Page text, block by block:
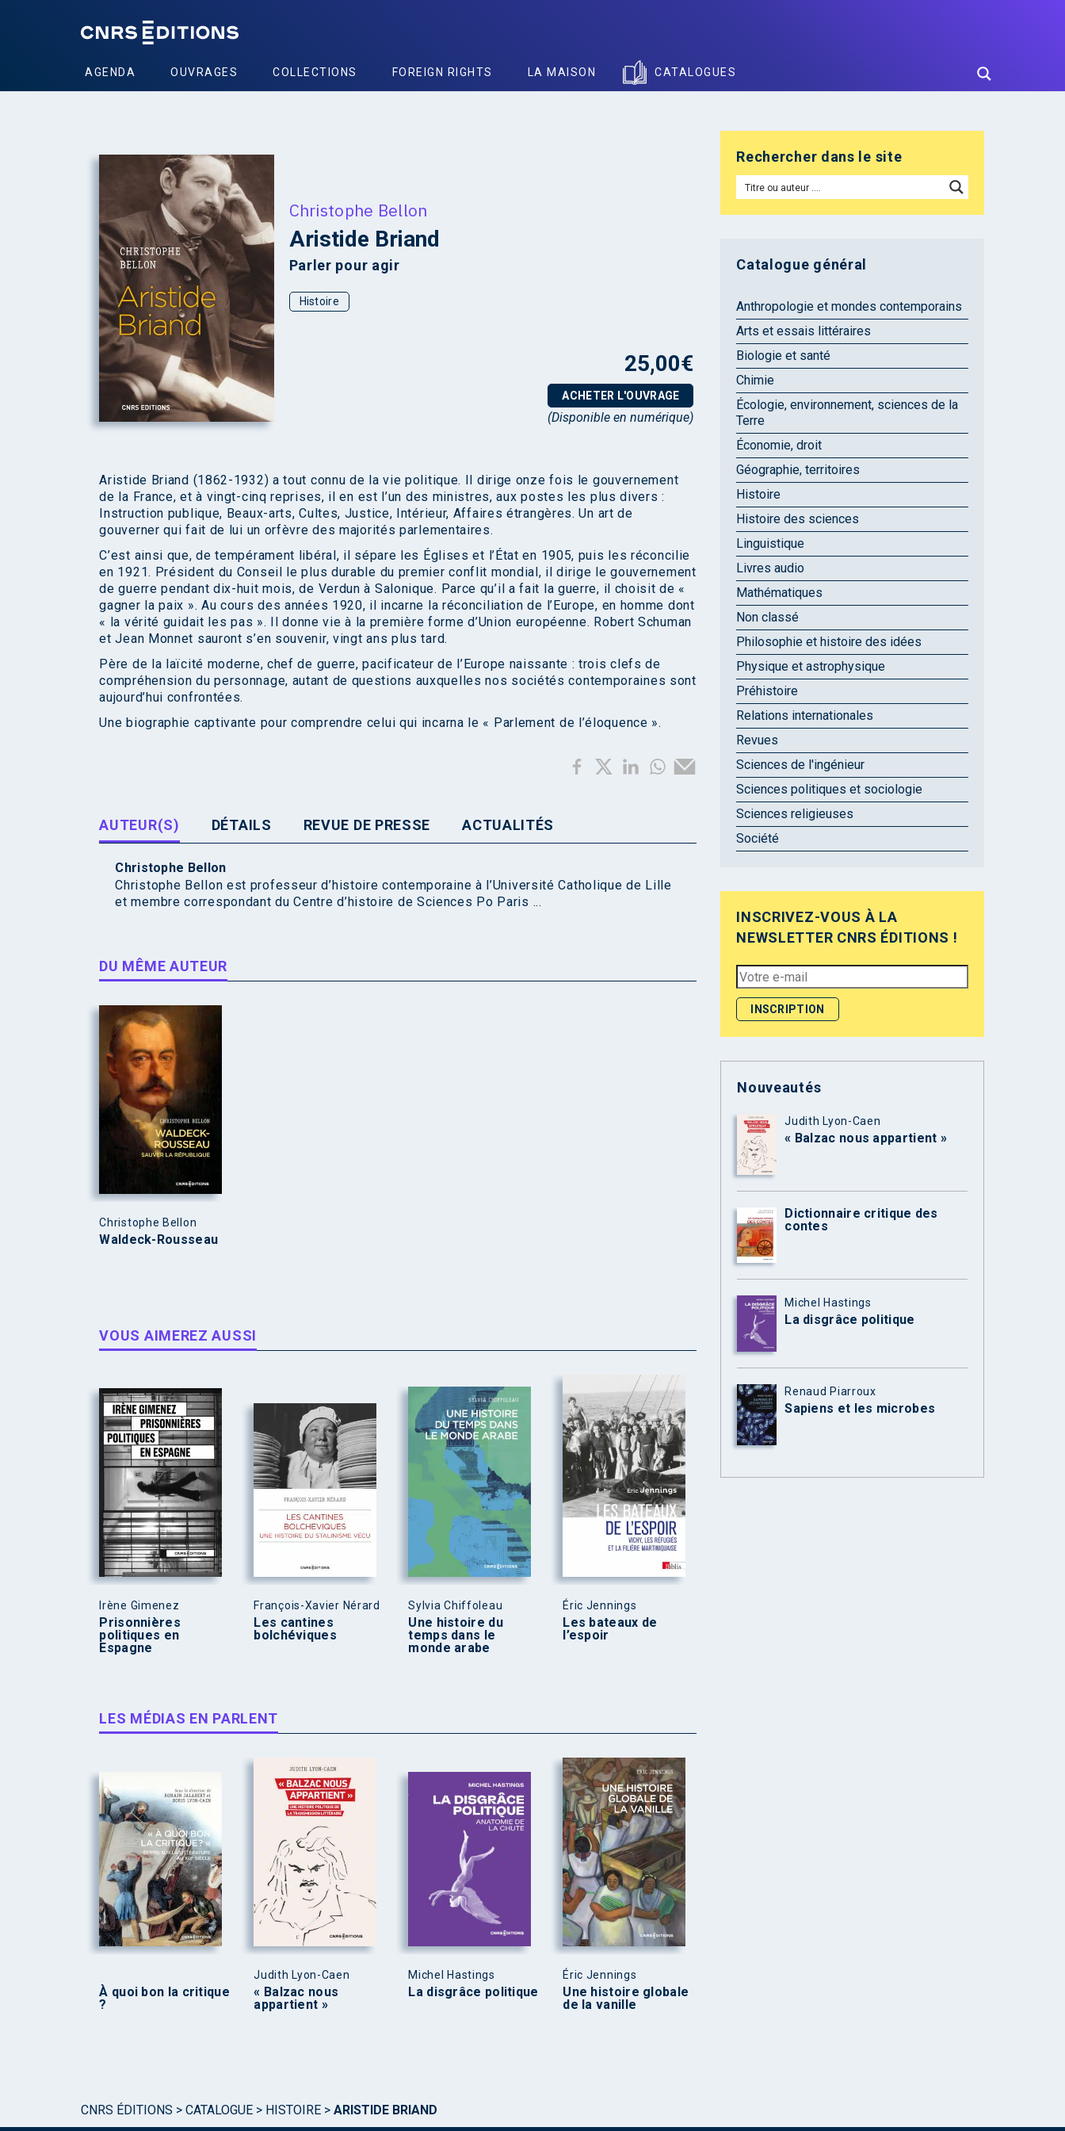
AGENDA OUVRAGES COLLECTIONS FOREIGN RIGHTS LA MAISON CATALOGUES
Christophe Bellon
Aristide Briand
Parler pour agir
Histoire
25,00€
ACHETER L'OUVRAGE
(Disponible en numérique)
Aristide Briand (1862-1932) a tout connu de la vie politique. Il dirige onze fois le gouvernement
de la France, et à vingt-cinq reprises, il en est l’un des ministres, aux postes les plus divers :
Instruction publique, Beaux-arts, Cultes, Justice, Intérieur, Affaires étrangères. Un art de
gouverner qui fait de lui un orfèvre des majorités parlementaires.
C’est ainsi que, de tempérament libéral, il sépare les Églises et l’État en 1905, puis les réconcilie
en 1921. Président du Conseil le plus durable du premier conflit mondial, il dirige le gouvernement
de guerre pendant dix-huit mois, de Verdun à Salonique. Parce qu’il a fait la guerre, il choisit de «
gagner la paix ». Au cours des années 1920, il incarne la réconciliation de l’Europe, en homme dont
« la vérité guidait les pas ». Il donne vie à la première forme d’Union européenne. Robert Schuman
et Jean Monnet sauront s’en souvenir, vingt ans plus tard.
Père de la laïcité moderne, chef de guerre, pacificateur de l’Europe naissante : trois clefs de
compréhension du personnage, autant de questions auxquelles nos sociétés contemporaines sont
aujourd’hui confrontées.
Une biographie captivante pour comprendre celui qui incarna le « Parlement de l’éloquence ».
AUTEUR(S) DÉTAILS REVUE DE PRESSE ACTUALITÉS
Christophe Bellon
Christophe Bellon est professeur d’histoire contemporaine à l’Université Catholique de Lille
et membre correspondant du Centre d’histoire de Sciences Po Paris ...
DU MÊME AUTEUR
Christophe Bellon
Waldeck-Rousseau
VOUS AIMEREZ AUSSI
Irène Gimenez
Prisonnières
politiques en
Espagne
François-Xavier Nérard
Les cantines
bolchéviques
Sylvia Chiffoleau
Une histoire du
temps dans le
monde arabe
Éric Jennings
Les bateaux de
l’espoir
LES MÉDIAS EN PARLENT
À quoi bon la critique
?
Judith Lyon-Caen
« Balzac nous
appartient »
Michel Hastings
La disgrâce politique
Éric Jennings
Une histoire globale
de la vanille
Rechercher dans le site
Catalogue général
Anthropologie et mondes contemporains
Arts et essais littéraires
Biologie et santé
Chimie
Écologie, environnement, sciences de la
Terre
Économie, droit
Géographie, territoires
Histoire
Histoire des sciences
Linguistique
Livres audio
Mathématiques
Non classé
Philosophie et histoire des idées
Physique et astrophysique
Préhistoire
Relations internationales
Revues
Sciences de l'ingénieur
Sciences politiques et sociologie
Sciences religieuses
Société
INSCRIVEZ-VOUS À LA
NEWSLETTER CNRS ÉDITIONS !
Nouveautés
Judith Lyon-Caen
« Balzac nous appartient »
Dictionnaire critique des
contes
Michel Hastings
La disgrâce politique
Renaud Piarroux
Sapiens et les microbes
CNRS ÉDITIONS > CATALOGUE > HISTOIRE > ARISTIDE BRIAND